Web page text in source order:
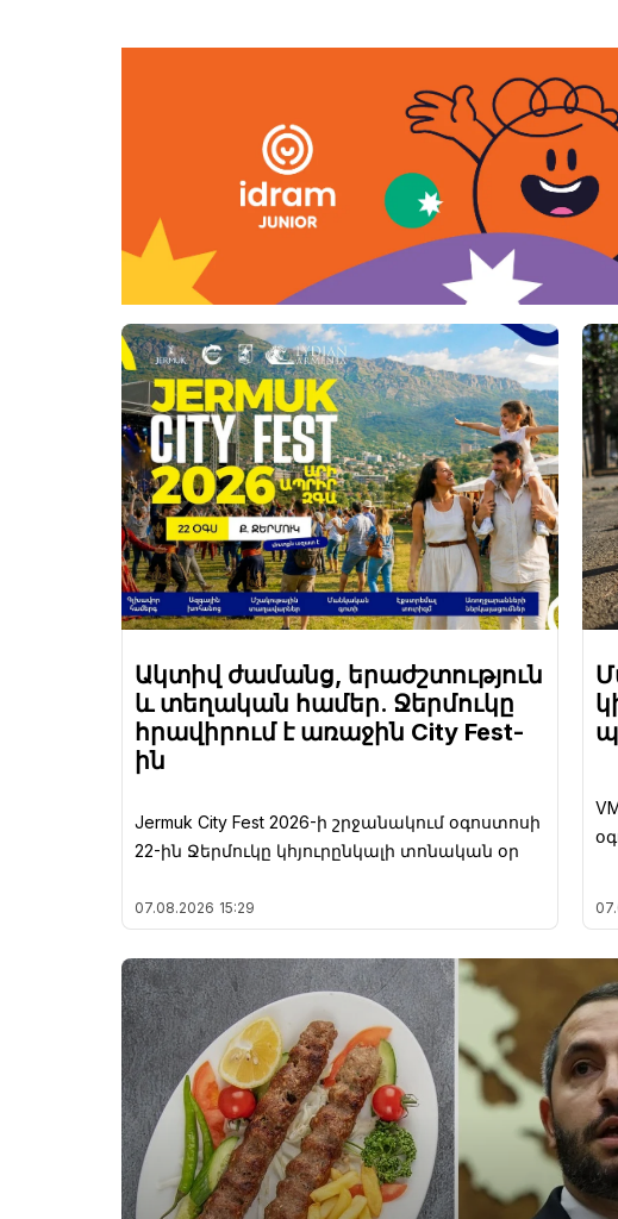
Ակտիվ ժամանց, երաժշտություն
և տեղական համեր. Ջերմուկը
հրավիրում է առաջին City Fest-
ին
Jermuk City Fest 2026-ի շրջանակում օգոստոսի
22-ին Ջերմուկը կհյուրընկալի տոնական օր
07.08.2026 15:29